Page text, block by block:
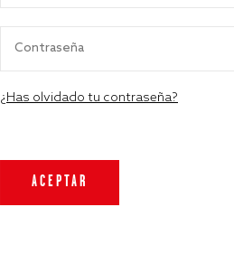
¿Has olvidado tu contraseña?